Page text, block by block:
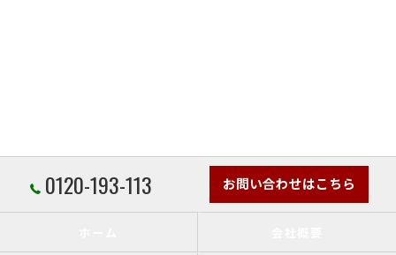
0120-193-113 お問い合わせはこちら